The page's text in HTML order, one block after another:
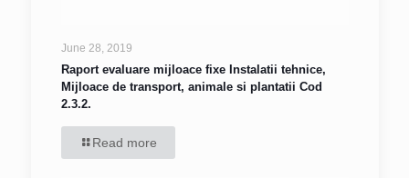
June 28, 2019
Raport evaluare mijloace fixe Instalatii tehnice,
Mijloace de transport, animale si plantatii Cod
2.3.2.
Read more